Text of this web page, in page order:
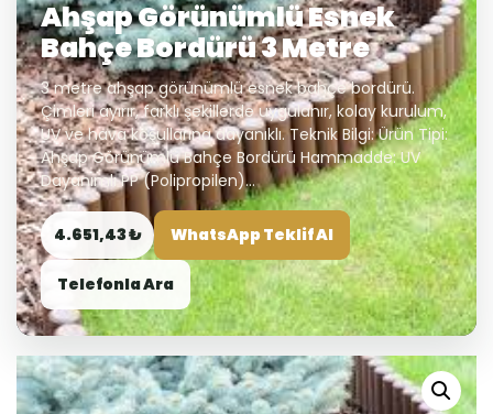
Ahşap Görünümlü Esnek
Bahçe Bordürü 3 Metre
3 metre ahşap görünümlü esnek bahçe bordürü.
Çimleri ayırır, farklı şekillerde uygulanır, kolay kurulum,
UV ve hava koşullarına dayanıklı. Teknik Bilgi: Ürün Tipi:
Ahşap Görünümlü Bahçe Bordürü Hammadde: UV
Dayanımlı PP (Polipropilen)...
4.651,43 ₺ WhatsApp Teklif Al
Telefonla Ara